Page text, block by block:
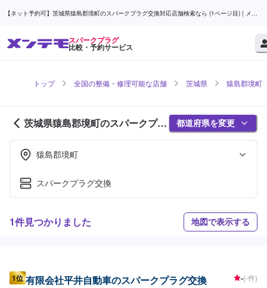
【ネット予約可】茨城県猿島郡境町のスパークプラグ交換対応店舗検索なら (1ページ目) | メン
スパークプラグ
比較・予約サービス
トップ 全国の整備・修理可能な店舗 茨城県 猿島郡境町
茨城県猿島郡境町のスパークプラ
グ対応店舗紹介 (1ページ目)
都道府県を変更
猿島郡境町
スパークプラグ交換
1件見つかりました 地図で表示する
1位 有限会社平井自動車のスパークプラグ交換 -(-件)